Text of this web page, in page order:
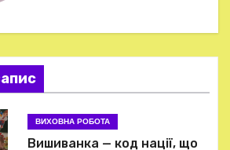
ВИХОВНА РОБОТА
Вишиванка — код нації, що